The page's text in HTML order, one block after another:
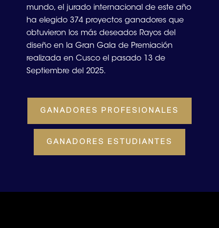
mundo, el jurado internacional de este año
ha elegido 374 proyectos ganadores que
obtuvieron los más deseados Rayos del
diseño en la Gran Gala de Premiación
realizada en Cusco el pasado 13 de
Septiembre del 2025.
GANADORES PROFESIONALES
GANADORES ESTUDIANTES